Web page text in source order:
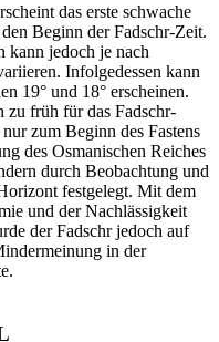
das erste schwache
Beginn der Fadschr-Zeit.
kann jedoch je nach
Infolgedessen kann
19° und 18° erscheinen.
zu früh für das Fadschr-
zum Beginn des Fastens
des Osmanischen Reiches
durch Beobachtung und
festgelegt. Mit dem
und der Nachlässigkeit
der Fadschr jedoch auf
in der